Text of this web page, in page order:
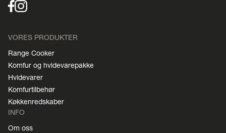
VORES PRODUKTER
Range Cooker
Komfur og hvidevarepakke
Hvidevarer
Komfurtilbehør
Køkkenredskaber
INFO
Om oss